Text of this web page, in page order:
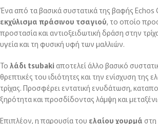
Ένα από τα βασικά συστατικά της βαφής Echos
εκχύλισμα πράσινου τσαγιού, το οποίο
προστασία και αντιοξειδωτική δράση στην
υγεία και τη φυσική υφή των μαλλιών.
Το λάδι tsubaki αποτελεί άλλο βασικό
θρεπτικές του ιδιότητες και την ενίσχυση της
τρίχας. Προσφέρει εντατική ενυδάτωση,
ξηρότητα και προσδίδοντας λάμψη και
Επιπλέον, η παρουσία του ελαίου χουρμά